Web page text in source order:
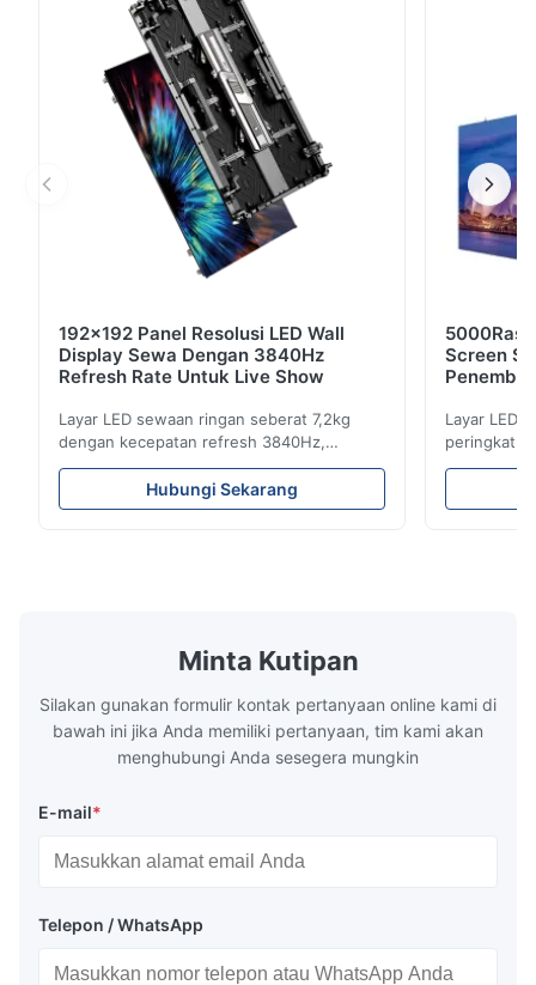
192x192 Panel Resolusi LED Wall
Display Sewa Dengan 3840Hz
Refresh Rate Untuk Live Show
Layar LED sewaan ringan seberat 7,2kg
dengan kecepatan refresh 3840Hz,
kecerahan 700cd/m², dan resolusi 192x192.
Ideal untuk acara langsung dengan
pemasangan mudah dan kompatibilitas
Hubungi Sekarang
Screen
Layar LED
peringkat
3840Hz.
pengaturan
Minta Kutipan
Silakan gunakan formulir kontak pertanyaan online kami di
bawah ini jika Anda memiliki pertanyaan, tim kami akan
menghubungi Anda sesegera mungkin
E-mail*
Telepon / WhatsApp